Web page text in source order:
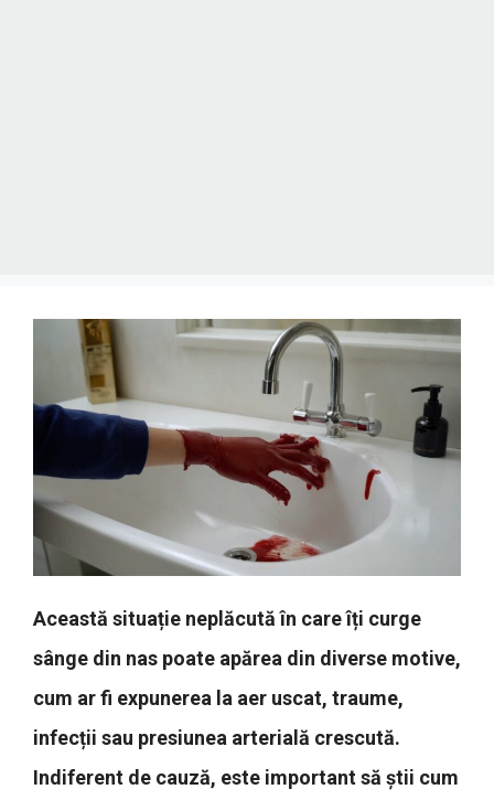
Această situație neplăcută în care îți curge
sânge din nas poate apărea din diverse motive,
cum ar fi expunerea la aer uscat, traume,
infecții sau presiunea arterială crescută.
Indiferent de cauză, este important să știi cum